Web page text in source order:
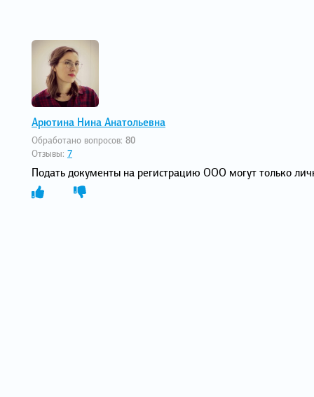
Арютина Нина Анатольевна
Обработано вопросов: 80
Отзывы: 7
Подать документы на регистрацию ООО могут только